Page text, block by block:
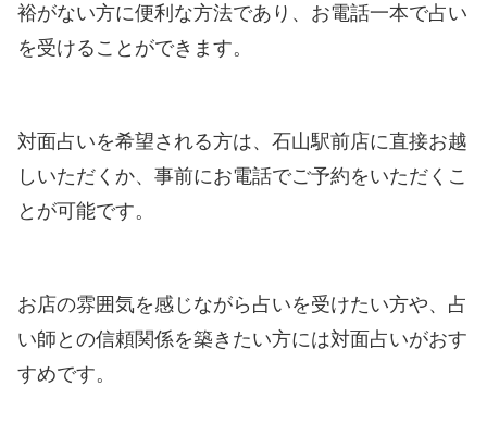
裕がない方に便利な方法であり、お電話一本で占い
を受けることができます。
対面占いを希望される方は、石山駅前店に直接お越
しいただくか、事前にお電話でご予約をいただくこ
とが可能です。
お店の雰囲気を感じながら占いを受けたい方や、占
い師との信頼関係を築きたい方には対面占いがおす
すめです。